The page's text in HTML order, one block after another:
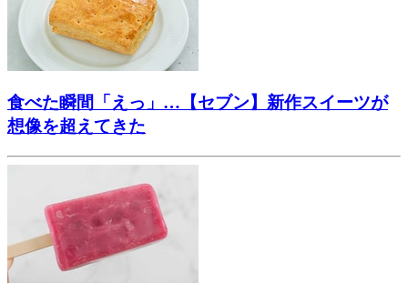
食べた瞬間「えっ」…【セブン】新作スイーツが
想像を超えてきた